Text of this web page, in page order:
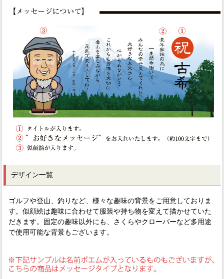
デザイン一覧
ゴルフや登山、釣りなど、様々な趣味の背景をご用意しておりま
す。似顔絵は趣味に合わせて服装や持ち物を変えて描かせていた
だきます。固定の趣味以外にも、さくらやクローバーなど多用途
で使用可能な背景もございます。